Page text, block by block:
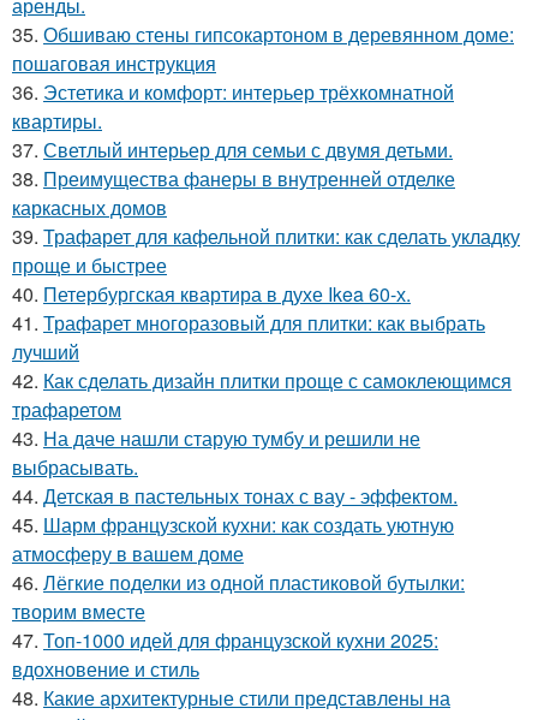
35. Обшиваю стены гипсокартоном в деревянном доме:
пошаговая инструкция
36. Эстетика и комфорт: интерьер трёхкомнатной
квартиры.
37. Светлый интерьер для семьи с двумя детьми.
38. Преимущества фанеры в внутренней отделке
каркасных домов
39. Трафарет для кафельной плитки: как сделать укладку
проще и быстрее
40. Петербургская квартира в духе Ikea 60-х.
41. Трафарет многоразовый для плитки: как выбрать
лучший
42. Как сделать дизайн плитки проще с самоклеющимся
трафаретом
43. На даче нашли старую тумбу и решили не
выбрасывать.
44. Детская в пастельных тонах с вау - эффектом.
45. Шарм французской кухни: как создать уютную
атмосферу в вашем доме
46. Лёгкие поделки из одной пластиковой бутылки:
творим вместе
47. Топ-1000 идей для французской кухни 2025:
вдохновение и стиль
48. Какие архитектурные стили представлены на